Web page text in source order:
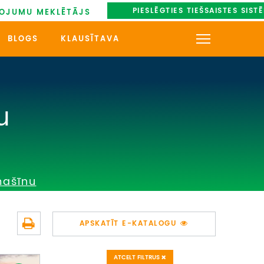
MEKLĒTĀJS PIESLĒGTIES TIEŠSAISTES
BLOGS KLAUSĪTAVA
IMPRO KONKURSI
PIRMSLĪGUMA INFORMĀCIJA,
KLIENTA LĪGUMS,
CEĻOJUMU APDROŠINĀŠANA
APSKATĪT E-KATALOGU
ATCELT FILTRUS